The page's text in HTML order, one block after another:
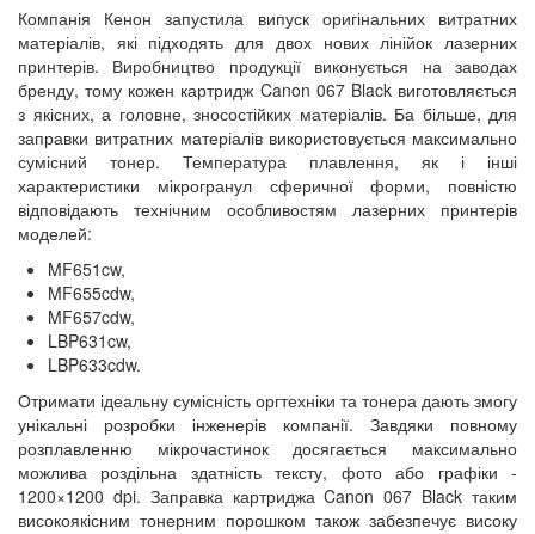
Компанія Кенон запустила випуск оригінальних витратних
матеріалів, які підходять для двох нових лінійок лазерних
принтерів. Виробництво продукції виконується на заводах
бренду, тому кожен картридж Canon 067 Black виготовляється
з якісних, а головне, зносостійких матеріалів. Ба більше, для
заправки витратних матеріалів використовується максимально
сумісний тонер. Температура плавлення, як і інші
характеристики мікрогранул сферичної форми, повністю
відповідають технічним особливостям лазерних принтерів
моделей:
MF651cw,
MF655cdw,
MF657cdw,
LBP631cw,
LBP633cdw.
Отримати ідеальну сумісність оргтехніки та тонера дають змогу
унікальні розробки інженерів компанії. Завдяки повному
розплавленню мікрочастинок досягається максимально
можлива роздільна здатність тексту, фото або графіки -
1200×1200 dpi. Заправка картриджа Canon 067 Black таким
високоякісним тонерним порошком також забезпечує високу